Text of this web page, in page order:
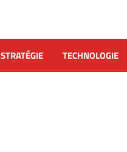
STRATÉGIE TECHNOLOGIE